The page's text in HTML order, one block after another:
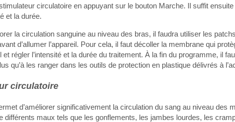
circulatoire en appuyant sur le bouton Marche. Il suffit
et la durée.
la circulation sanguine au niveau des bras, il faudra utiliser les
d’allumer l’appareil. Pour cela, il faut décoller la membrane qui
régler l’intensité et la durée du traitement. À la fin du programme, il
qu’à les ranger dans les outils de protection en plastique délivrés à
circulatoire
d’améliorer significativement la circulation du sang au niveau des
différents maux tels que les gonflements, les jambes lourdes, les